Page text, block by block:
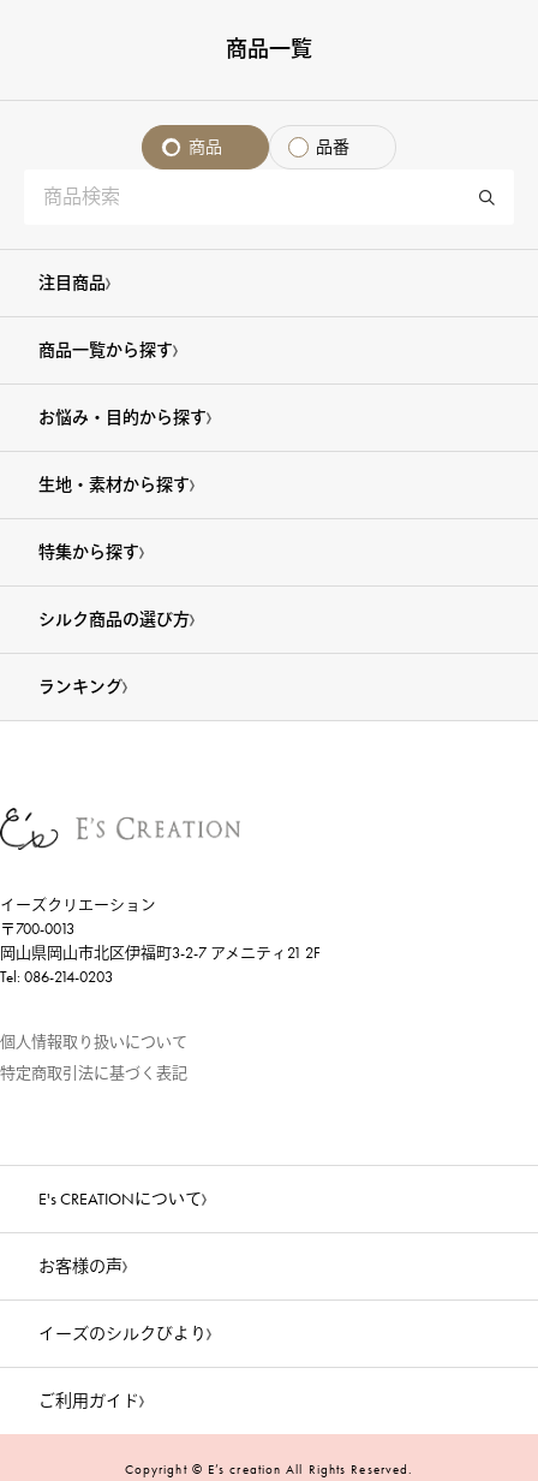
商品一覧
商品 品番
注目商品
商品一覧から探す
お悩み・目的から探す
生地・素材から探す
特集から探す
シルク商品の選び方
ランキング
イーズクリエーション
〒700-0013
岡山県岡山市北区伊福町3-2-7 アメニティ21 2F
Tel: 086-214-0203
個人情報取り扱いについて
特定商取引法に基づく表記
E's CREATIONについて
お客様の声
イーズのシルクびより
ご利用ガイド
Copyright © E’s creation All Rights Reserved.